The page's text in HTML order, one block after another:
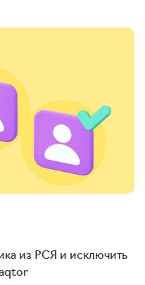
из РСЯ и исключить